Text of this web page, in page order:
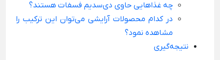
چه غذا‌هایی حاوی دی‌سدیم فسفات هستند؟
در کدام محصولات آرایشی می‌توان این ترکیب را
مشاهده نمود؟
نتیجه‌گیری